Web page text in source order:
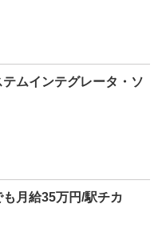
ムインテグレータ・ソ
月給35万円/駅チカ